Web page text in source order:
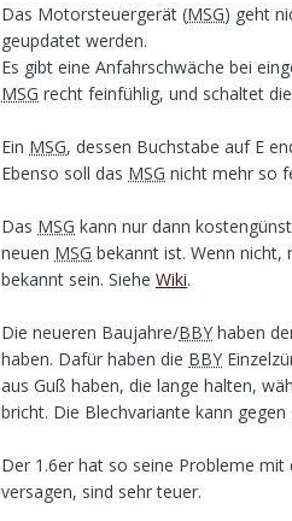
Das Motorsteuergerät (MSG) geht
geupdatet werden.
Es gibt eine Anfahrschwäche bei
MSG recht feinfühlig, und schaltet
Ein MSG, dessen Buchstabe auf E
Ebenso soll das MSG nicht mehr so
Das MSG kann nur dann
neuen MSG bekannt ist. Wenn nicht,
bekannt sein. Siehe Wiki.
Die neueren Baujahre/BBY haben
haben. Dafür haben die BBY
aus Guß haben, die lange halten,
bricht. Die Blechvariante kann
Der 1.6er hat so seine Probleme
versagen, sind sehr teuer.